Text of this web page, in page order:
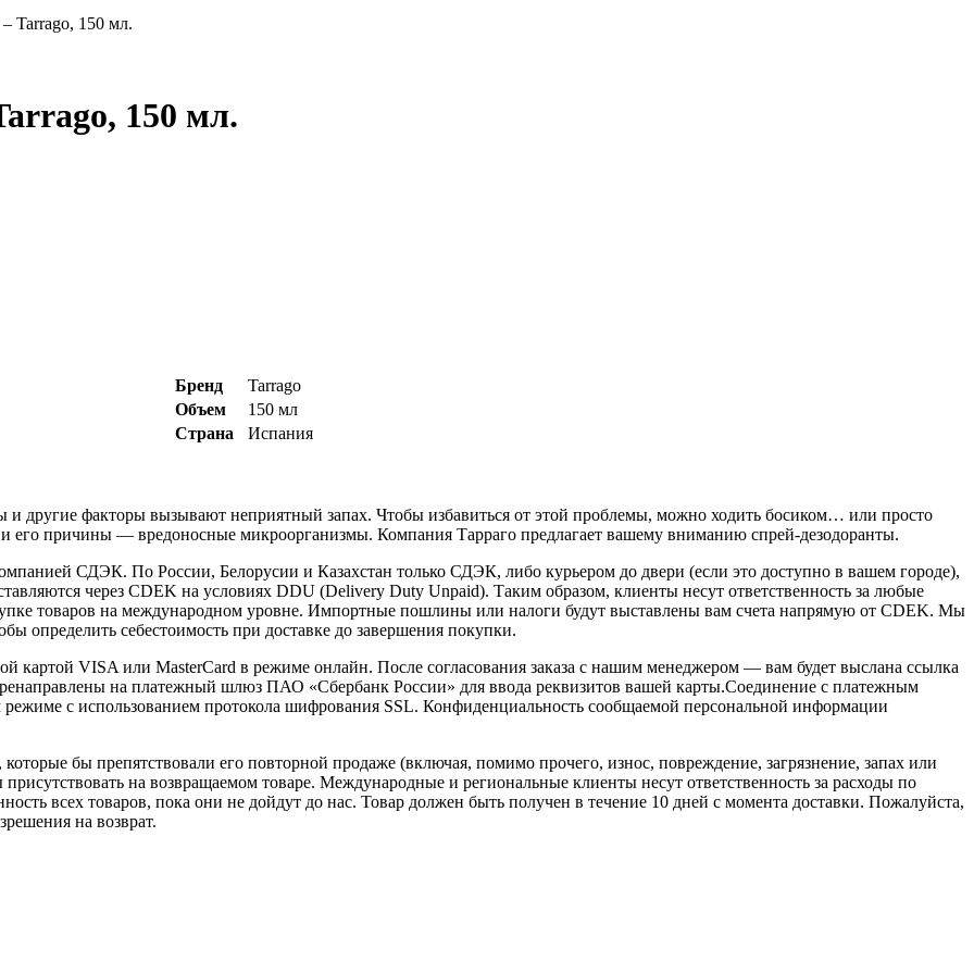
Tarrago, 150 мл.
150 мл.
Бренд
Tarrago
Объем
150 мл
Страна
Испания
и другие факторы вызывают неприятный запах. Чтобы избавиться от этой проблемы, можно ходить босиком… или просто
и его причины — вредоносные микроорганизмы. Компания Тарраго предлагает вашему вниманию спрей-дезодоранты.
СДЭК. По России, Белорусии и Казахстан только СДЭК, либо курьером до двери (если это доступно в вашем городе),
через CDEK на условиях DDU (Delivery Duty Unpaid). Таким образом, клиенты несут ответственность за любые
товаров на международном уровне. Импортные пошлины или налоги будут выставлены вам счета напрямую от CDEK. Мы
определить себестоимость при доставке до завершения покупки.
картой VISA или MasterCard в режиме онлайн. После согласования заказа с нашим менеджером — вам будет выслана ссылка
на платежный шлюз ПАО «Сбербанк России» для ввода реквизитов вашей карты.Соединение с платежным
с использованием протокола шифрования SSL. Конфиденциальность сообщаемой персональной информации
бы препятствовали его повторной продаже (включая, помимо прочего, износ, повреждение, загрязнение, запах или
на возвращаемом товаре. Международные и региональные клиенты несут ответственность за расходы по
всех товаров, пока они не дойдут до нас. Товар должен быть получен в течение 10 дней с момента доставки. Пожалуйста,
на возврат.